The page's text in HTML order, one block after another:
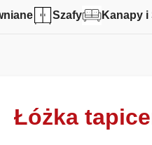
Szafy Kanapy i
Łóżka